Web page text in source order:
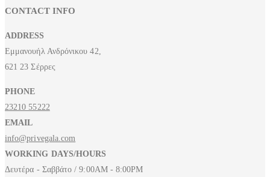
CONTACT INFO
ADDRESS
Εμμανουήλ Ανδρόνικου 42,
621 23 Σέρρες
PHONE
23210 55222
EMAIL
info@privegala.com
WORKING DAYS/HOURS
Δευτέρα - Σαββάτο / 9:00AM - 8:00PM